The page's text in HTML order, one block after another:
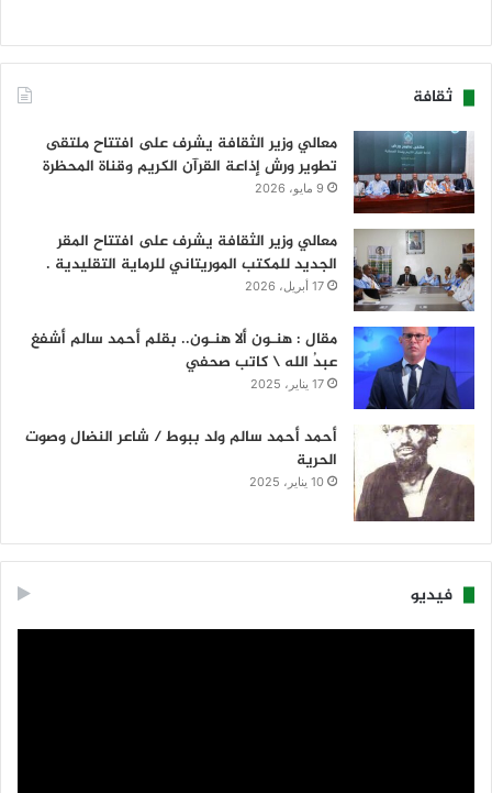
ثقافة
معالي وزير الثقافة يشرف على افتتاح ملتقى
تطوير ورش إذاعة القرآن الكريم وقناة المحظرة
9 مايو، 2026
معالي وزير الثقافة يشرف على افتتاح المقر
الجديد للمكتب الموريتاني للرماية التقليدية .
17 أبريل، 2026
مقال : هنـون ألا هنـون.. بقلم أحمد سالم أشفغ
عبدُ الله \ كاتب صحفي
17 يناير، 2025
أحمد أحمد سالم ولد ببوط / شاعر النضال وصوت
الحرية
10 يناير، 2025
فيديو